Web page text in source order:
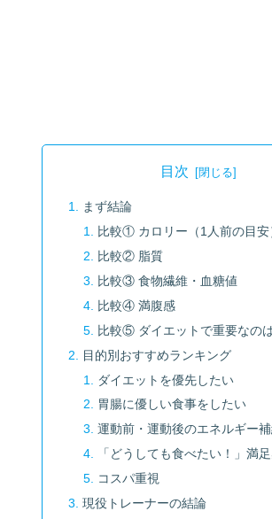
目次
まず結論
比較① カロリー（1人前の目安
比較② 脂質
比較③ 食物繊維・血糖値
比較④ 満腹感
比較⑤ ダイエットで重要なのは
目的別おすすめランキング
ダイエットを優先したい
胃腸に優しい食事をしたい
運動前・運動後のエネルギー
「どうしても食べたい！」満
コスパ重視
現役トレーナーの結論